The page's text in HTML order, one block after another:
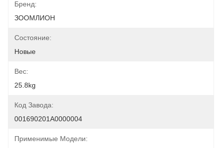
Бренд:
ЗООМЛИОН
Состояние:
Новые
Вес:
25.8kg
Код Завода:
001690201A0000004
Применимые Модели: